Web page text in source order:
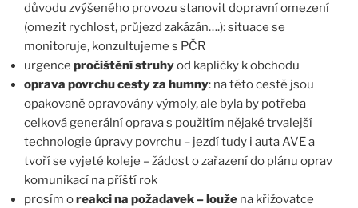
důvodu zvýšeného provozu stanovit dopravní omezení
(omezit rychlost, průjezd zakázán….): situace se
monitoruje, konzultujeme s PČR
urgence pročištění struhyod kapličky k obchodu
oprava povrchu cesty za humny: na této cestě jsou
opakovaně opravovány výmoly, ale byla by potřeba
celková generální oprava s použitím nějaké trvalejší
technologie úpravy povrchu – jezdí tudy i auta AVE a
tvoří se vyjeté koleje – žádost o zařazení do plánu oprav
komunikací na příští rok
prosím oreakci na požadavek – louže na křižovatce